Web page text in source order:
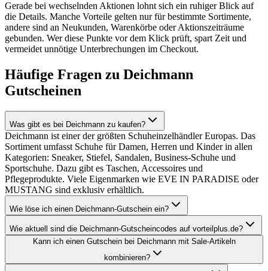
Gerade bei wechselnden Aktionen lohnt sich ein ruhiger Blick auf
die Details. Manche Vorteile gelten nur für bestimmte Sortimente,
andere sind an Neukunden, Warenkörbe oder Aktionszeiträume
gebunden. Wer diese Punkte vor dem Klick prüft, spart Zeit und
vermeidet unnötige Unterbrechungen im Checkout.
Häufige Fragen zu Deichmann
Gutscheinen
Was gibt es bei Deichmann zu kaufen?
Deichmann ist einer der größten Schuheinzelhändler Europas. Das
Sortiment umfasst Schuhe für Damen, Herren und Kinder in allen
Kategorien: Sneaker, Stiefel, Sandalen, Business-Schuhe und
Sportschuhe. Dazu gibt es Taschen, Accessoires und
Pflegeprodukte. Viele Eigenmarken wie EVE IN PARADISE oder
MUSTANG sind exklusiv erhältlich.
Wie löse ich einen Deichmann-Gutschein ein?
Wie aktuell sind die Deichmann-Gutscheincodes auf vorteilplus.de?
Kann ich einen Gutschein bei Deichmann mit Sale-Artikeln
kombinieren?